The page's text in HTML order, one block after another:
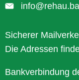
Sicherer
Die Adressen
Bankverbindung